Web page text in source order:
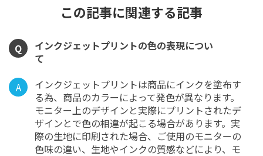
この記事に関連する記事
Q
インクジェットプリントの色の表現につい
て
A
インクジェットプリントは商品にインクを塗布す
る為、商品のカラーによって発色が異なります。
モニター上のデザインと実際にプリントされたデ
ザインとで色の相違が起こる場合があります。実
際の生地に印刷された場合、ご使用のモニターの
色味の違い、生地やインクの質感などにより、モ